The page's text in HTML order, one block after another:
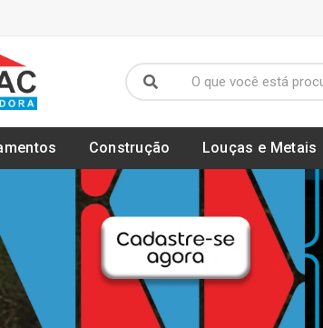
Construção Louças e Metais